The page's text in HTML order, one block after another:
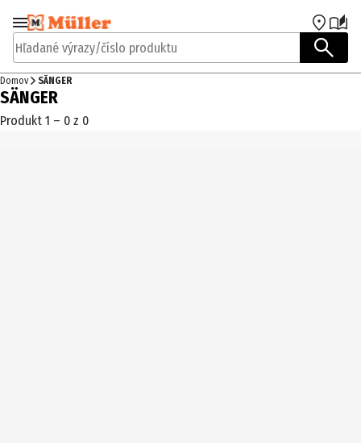
Prejsť na navigáciu
Prejsť na hlavný obsah
Hľadané výrazy/číslo produktu
Domov SÄNGER
SÄNGER
Produkt 1 – 0 z 0